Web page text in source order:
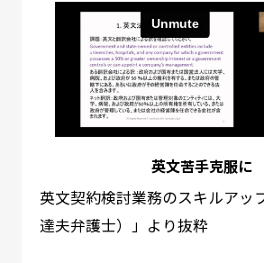
英文苦手克服に
英文契約検討業務のスキルアッ
達夫弁護士）」より抜粋